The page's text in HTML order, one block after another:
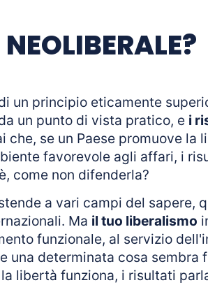
un principio eticamente
un punto di vista pratico, e i
che, se un Paese promuove la
favorevole agli affari, i
come non difenderla?
a vari campi del sapere,
Ma il tuo liberalismo
funzionale, al servizio
una determinata cosa sembra
libertà funziona, i risultati